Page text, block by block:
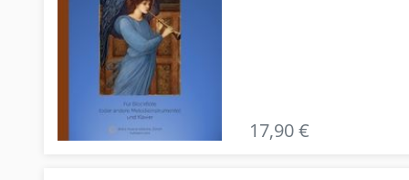
17,90 €